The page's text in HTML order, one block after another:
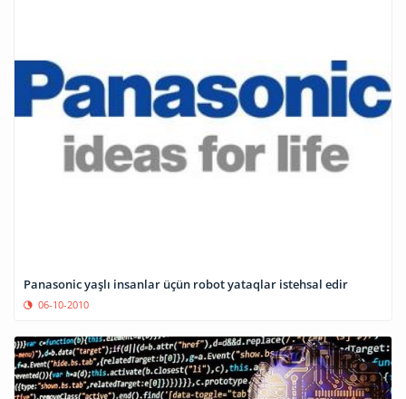
Panasonic yaşlı insanlar üçün robot yataqlar istehsal edir
06-10-2010